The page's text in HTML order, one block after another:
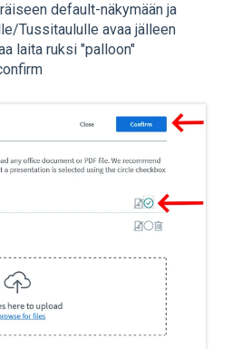
default-näkymään ja
Tussitaululle avaa jälleen
laita ruksi "palloon"